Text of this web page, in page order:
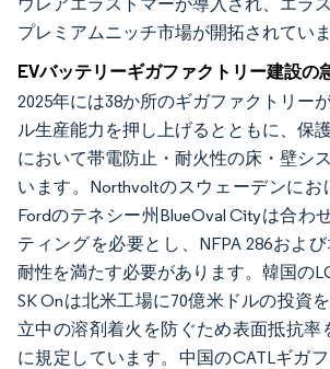
プレミアムニッチ市場が開拓されていま
EVバッテリーギガファクトリー建設の
2025年には38か所のギガファクトリー
ル生産能力を押し上げるとともに、保
において帯電防止・耐火性の床・壁シ
います。Northvoltのスウェーデンにお
Fordのテネシー州BlueOval Cityは合わ
ティングを必要とし、NFPA 286およ
耐性を満たす必要があります。韓国の
SK Onは北米工場に70億米ドルの投資
立中の溶剤着火を防ぐため表面抵抗率
に規定しています。中国のCATLギガ